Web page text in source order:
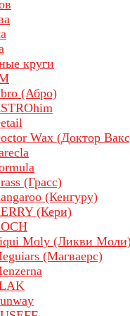
круги
(Абро)
Wax (Доктор
(Грасс)
(Кенгуру)
(Кери)
Moly (Ликви
(Магваерс)